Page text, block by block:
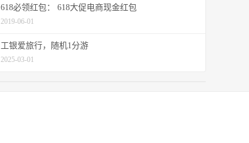
618必领红包： 618大促电商现金红包
2019-06-01
工银爱旅行，随机1分游
2025-03-01